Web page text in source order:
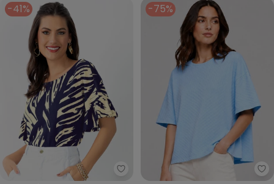
-41%
Quintess - Blusa (Folhagem
-75%